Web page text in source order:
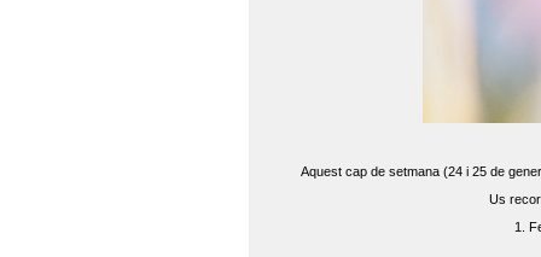
Aquest cap de setmana (24 i 25 de
Us
1.